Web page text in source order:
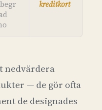
kreditkort
nedvärdera
— de gör ofta
de designades